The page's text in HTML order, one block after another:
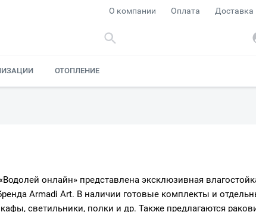
О компании Оплата Доставка
ОТОПЛЕНИЕ
онлайн» представлена эксклюзивная
Armadi Art. В наличии готовые комплекты и
светильники, полки и др. Также предлагаются